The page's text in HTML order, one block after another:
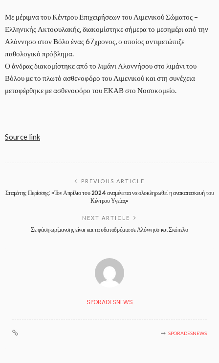
Με μέριμνα του Κέντρου Επιχειρήσεων του Λιμενικού Σώματος –
Ελληνικής Ακτοφυλακής, διακομίστηκε σήμερα το μεσημέρι από την
Αλόννησο στον Βόλο ένας 67χρονος, ο οποίος αντιμετώπιζε
παθολογικό πρόβλημα.
Ο άνδρας διακομίστηκε από το λιμάνι Αλοννήσου στο λιμάνι του
Βόλου με το πλωτό ασθενοφόρο του Λιμενικού και στη συνέχεια
μεταφέρθηκε με ασθενοφόρο του ΕΚΑΒ στο Νοσοκομείο.
Source link
PREVIOUS ARTICLE
Σταμάτης Περίσσης: «Τον Απρίλιο του 2024 αναμένεται να ολοκληρωθεί η ανακατασκευή του
Κέντρου Υγείας»
NEXT ARTICLE
Σε φάση ωρίμανσης είναι και τα υδατοδρόμια σε Αλόννησο και Σκόπελο
SPORADESNEWS
SPORADESNEWS